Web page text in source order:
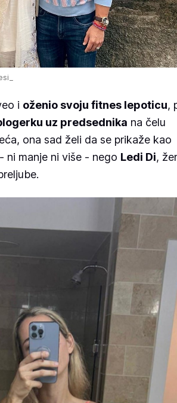
i oženio svoju fitnes lepoticu,
uz predsednika na čelu
ona sad želi da se prikaže kao
ni manje ni više - nego Ledi Di,